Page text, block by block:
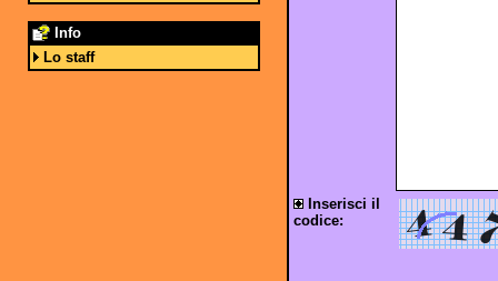
Info
Lo staff
Inserisci il
codice: